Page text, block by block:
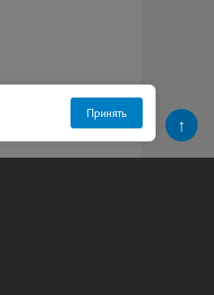
Принять
↑